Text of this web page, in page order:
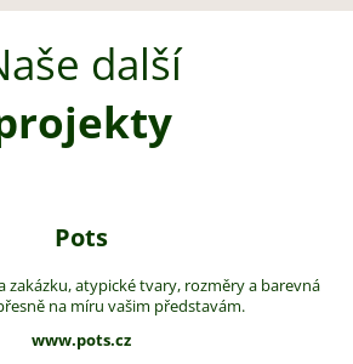
další
Pots
zakázku, atypické tvary, rozměry a barevná
na míru vašim představám.
www.pots.cz